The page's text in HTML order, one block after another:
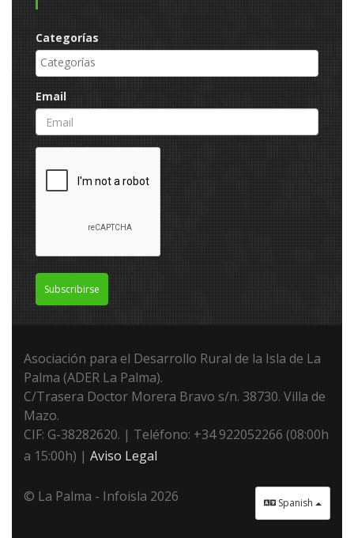
Categorías
Email
Subscribirse
Asociación para el Desarrollo Rural de la Isla de La
Palma (ADER La Palma).
C/Trasera Doctor Morera Bravo s/n. 38730. Villa de
Mazo.
CIF: G-38282620. | Teléfono: +34 922052266 (08:00h
a 15:00h) | Aviso Legal
Spanish
© La Palma - Infoisla 2026